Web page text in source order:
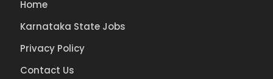
Home
Karnataka State Jobs
Privacy Policy
Contact Us